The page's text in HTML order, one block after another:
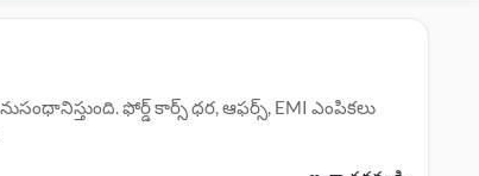
ఫోర్డ్ కార్స్ ధర, ఆఫర్స్, EMI ఎంపికలు